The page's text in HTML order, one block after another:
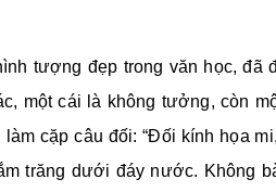
tượng đẹp trong văn học, đã
một cái là không tưởng, còn
cặp câu đối: “Đối kính họa
trăng dưới đáy nước. Không